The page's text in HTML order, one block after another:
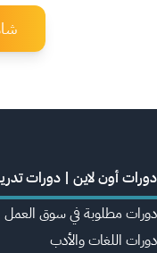
دورات أون لاين | دورات
دورات مطلوبة في سوق العمل
دورات اللغات والأدب